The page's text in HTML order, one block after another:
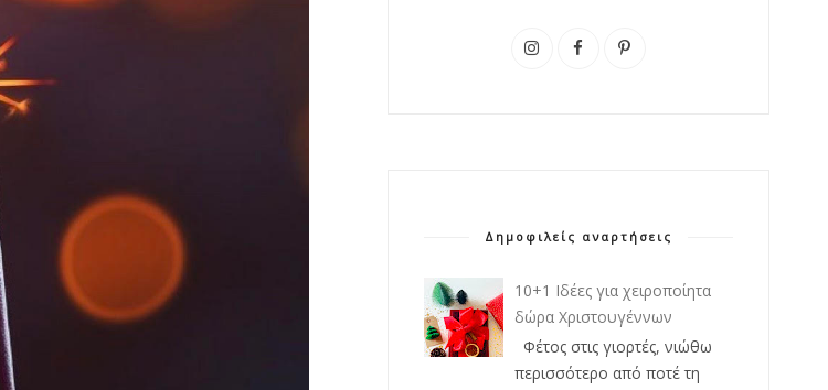
Δημοφιλείς αναρτήσεις
10+1 Ιδέες για χειροποίητα
δώρα Χριστουγέννων
Φέτος στις γιορτές, νιώθω
περισσότερο από ποτέ τη